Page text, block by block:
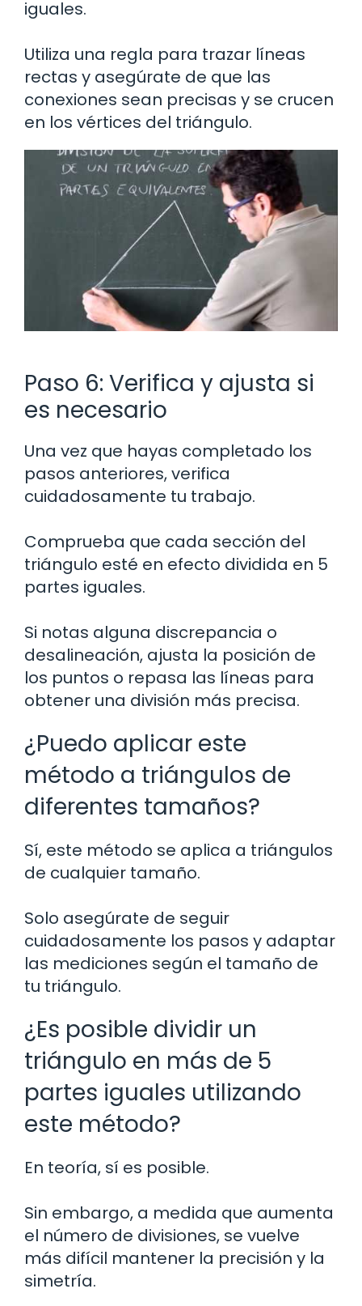
iguales.
Utiliza una regla para trazar líneas
rectas y asegúrate de que las
conexiones sean precisas y se crucen
en los vértices del triángulo.
Paso 6: Verifica y ajusta si
es necesario
Una vez que hayas completado los
pasos anteriores, verifica
cuidadosamente tu trabajo.
Comprueba que cada sección del
triángulo esté en efecto dividida en 5
partes iguales.
Si notas alguna discrepancia o
desalineación, ajusta la posición de
los puntos o repasa las líneas para
obtener una división más precisa.
¿Puedo aplicar este
método a triángulos de
diferentes tamaños?
Sí, este método se aplica a triángulos
de cualquier tamaño.
Solo asegúrate de seguir
cuidadosamente los pasos y adaptar
las mediciones según el tamaño de
tu triángulo.
¿Es posible dividir un
triángulo en más de 5
partes iguales utilizando
este método?
En teoría, sí es posible.
Sin embargo, a medida que aumenta
el número de divisiones, se vuelve
más difícil mantener la precisión y la
simetría.